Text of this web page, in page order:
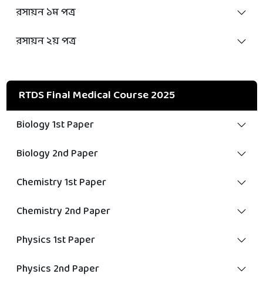
রসায়ন ১ম পত্র
রসায়ন ২য় পত্র
RTDS Final Medical Course 2025
Biology 1st Paper
Biology 2nd Paper
Chemistry 1st Paper
Chemistry 2nd Paper
Physics 1st Paper
Physics 2nd Paper